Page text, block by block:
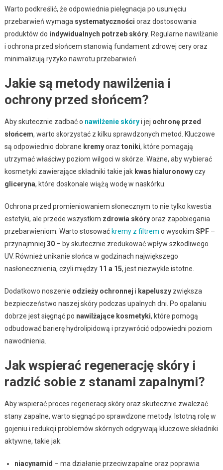
Warto podkreślić, że odpowiednia pielęgnacja po usunięciu
przebarwień wymaga systematyczności oraz dostosowania
produktów do indywidualnych potrzeb skóry. Regularne nawilżanie
i ochrona przed słońcem stanowią fundament zdrowej cery oraz
minimalizują ryzyko nawrotu przebarwień.
Jakie są metody nawilżenia i
ochrony przed słońcem?
Aby skutecznie zadbać o nawilżenie skóryi jej ochronę przed
słońcem, warto skorzystać z kilku sprawdzonych metod. Kluczowe
są odpowiednio dobrane kremyoraz toniki, które pomagają
utrzymać właściwy poziom wilgoci w skórze. Ważne, aby wybierać
kosmetyki zawierające składniki takie jak kwas hialuronowyczy
gliceryna, które doskonale wiążą wodę w naskórku.
Ochrona przed promieniowaniem słonecznym to nie tylko kwestia
estetyki, ale przede wszystkim zdrowia skóryoraz zapobiegania
przebarwieniom. Warto stosować kremy z filtrem o wysokim SPF–
przynajmniej 30– by skutecznie zredukować wpływ szkodliwego
UV. Również unikanie słońca w godzinach największego
nasłonecznienia, czyli między 11 a 15, jest niezwykle istotne.
Dodatkowo noszenie odzieży ochronnej i kapeluszyzwiększa
bezpieczeństwo naszej skóry podczas upalnych dni. Po opalaniu
dobrze jest sięgnąć po nawilżające kosmetyki, które pomogą
odbudować barierę hydrolipidową i przywrócić odpowiedni poziom
nawodnienia.
Jak wspierać regenerację skóry i
radzić sobie z stanami zapalnymi?
Aby wspierać proces regeneracji skóry oraz skutecznie zwalczać
stany zapalne, warto sięgnąć po sprawdzone metody. Istotną rolę w
gojeniu i redukcji problemów skórnych odgrywają kluczowe składniki
aktywne, takie jak:
niacynamid – ma działanie przeciwzapalne oraz poprawia